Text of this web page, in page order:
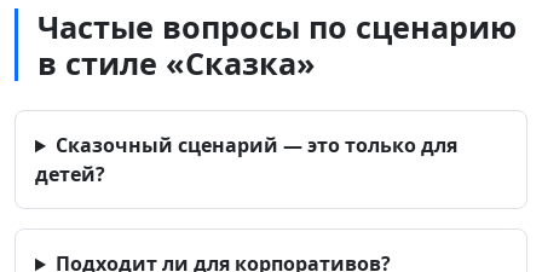
Частые вопросы по сценарию
в стиле «Сказка»
Сказочный сценарий — это только для
детей?
Подходит ли для корпоративов?